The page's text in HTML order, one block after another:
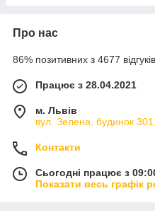
Про нас
86% позитивних з 4677
Працює з 28.04.2021
м. Львів
вул. Зелена, будинок
Контакти
Сьогодні працює з
Показати весь графік